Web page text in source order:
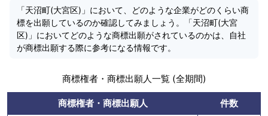
「天沼町(大宮区)」において、どのような企業がどのくらい商
標を出願しているのか確認してみましょう。「天沼町(大宮
区)」においてどのような商標出願がされているのかは、自社
が商標出願する際に参考になる情報です。
商標権者・商標出願人一覧 (全期間)
商標権者・商標出願人
件数